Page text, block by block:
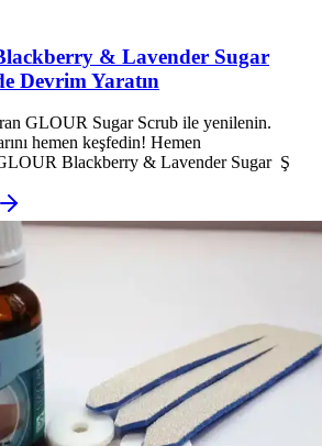
& Lavender Sugar
Devrim Yaratın
GLOUR Sugar Scrub ile yenilenin.
hemen keşfedin! Hemen
Blackberry & Lavender Sugar Ş